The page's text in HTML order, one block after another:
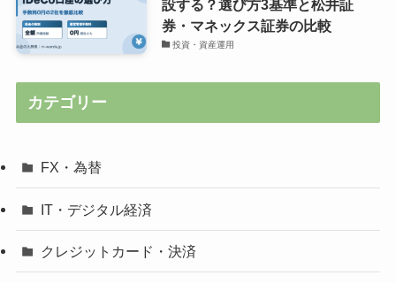
設する？選び方3基準と松井証
券・マネックス証券の比較
投資・資産運用
カテゴリー
FX・為替
IT・デジタル経済
クレジットカード・決済